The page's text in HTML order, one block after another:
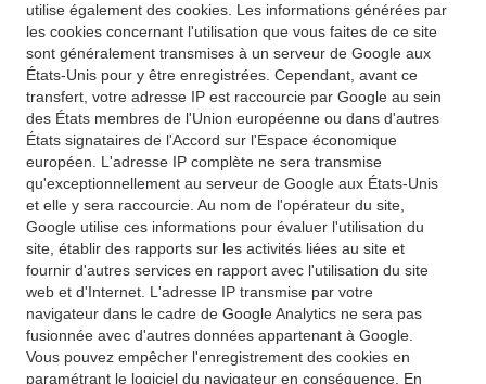
utilise également des cookies. Les informations générées par
les cookies concernant l'utilisation que vous faites de ce site
sont généralement transmises à un serveur de Google aux
États-Unis pour y être enregistrées. Cependant, avant ce
transfert, votre adresse IP est raccourcie par Google au sein
des États membres de l'Union européenne ou dans d'autres
États signataires de l'Accord sur l'Espace économique
européen. L'adresse IP complète ne sera transmise
qu'exceptionnellement au serveur de Google aux États-Unis
et elle y sera raccourcie. Au nom de l'opérateur du site,
Google utilise ces informations pour évaluer l'utilisation du
site, établir des rapports sur les activités liées au site et
fournir d'autres services en rapport avec l'utilisation du site
web et d'Internet. L'adresse IP transmise par votre
navigateur dans le cadre de Google Analytics ne sera pas
fusionnée avec d'autres données appartenant à Google.
Vous pouvez empêcher l'enregistrement des cookies en
paramétrant le logiciel du navigateur en conséquence. En